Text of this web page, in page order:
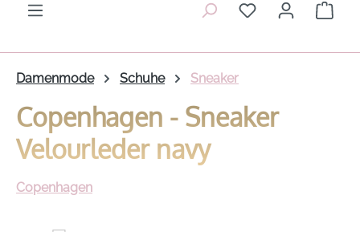
Du hast 0
Damenmode Schuhe Sneaker
Copenhagen - Sneaker
Velourleder navy
Copenhagen